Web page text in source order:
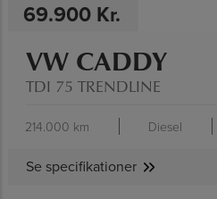
69.900 Kr.
VW CADDY
TDI 75 TRENDLINE
214.000 km Diesel
Se specifikationer